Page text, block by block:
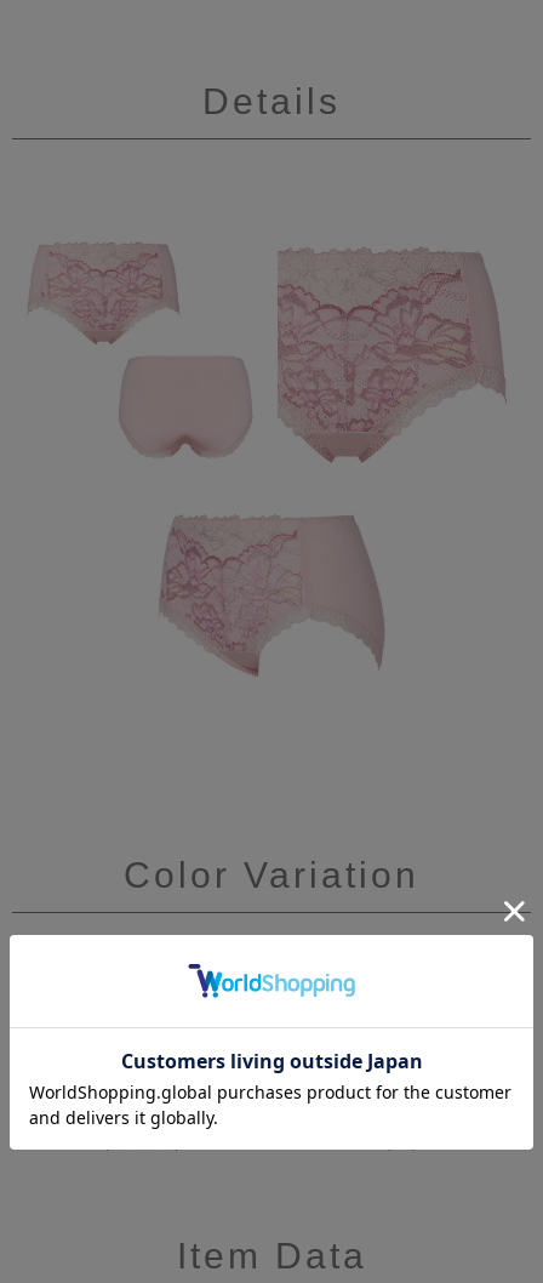
Details
Color Variation
Item Data